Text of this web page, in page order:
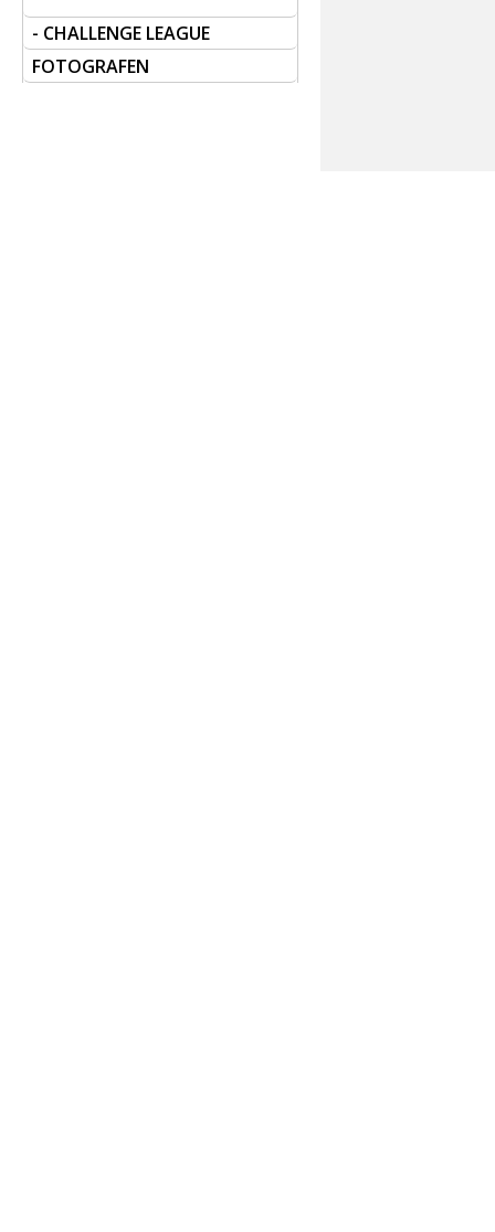
- CHALLENGE LEAGUE
FOTOGRAFEN